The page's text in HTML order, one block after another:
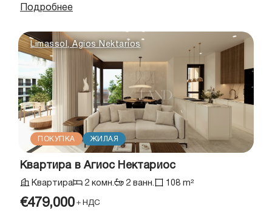
Подробнее
Limassol, Agios Nektarios
ПОКУПКА ЖИЛАЯ
Квартира в Агиос Нектариос
Квартира 2 комн. 2 ванн. 108 m²
€479,000＋НДС